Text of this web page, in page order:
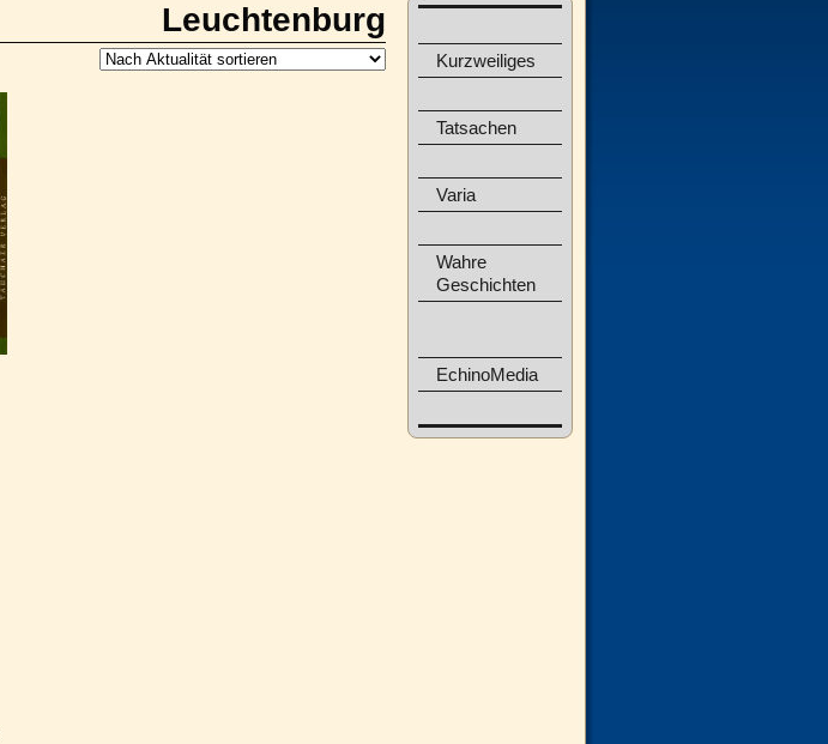
Leuchtenburg
Kurzweiliges
Tatsachen
Varia
Wahre
Geschichten
EchinoMedia